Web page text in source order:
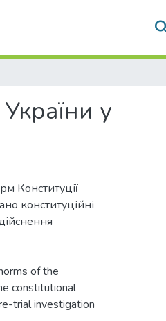
у
Конституції
конституційні
of the
constitutional
trial investigation